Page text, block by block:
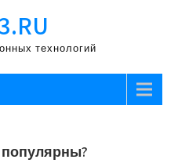
технологий
популярны?